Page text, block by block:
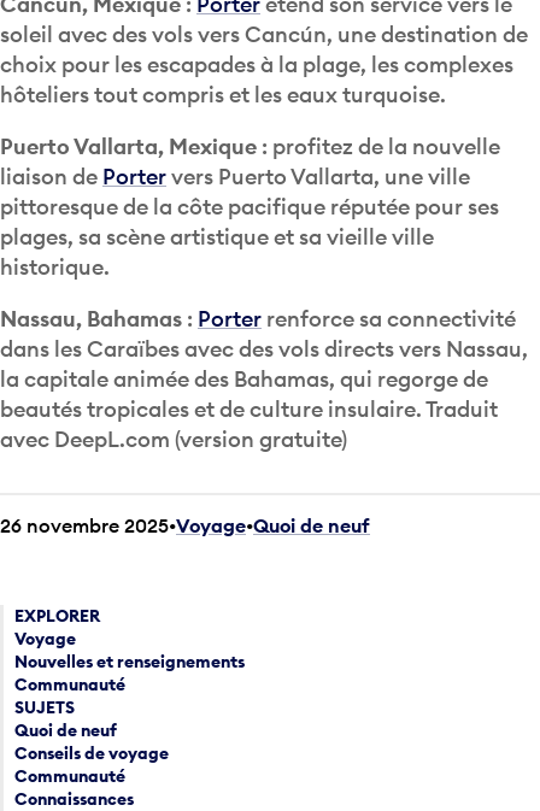
soleil avec des vols vers Cancún, une destination de
choix pour les escapades à la plage, les complexes
hôteliers tout compris et les eaux turquoise.
Puerto Vallarta, Mexique : profitez de la nouvelle
liaison de Portervers Puerto Vallarta, une ville
pittoresque de la côte pacifique réputée pour ses
plages, sa scène artistique et sa vieille ville
historique.
Nassau, Bahamas : Porter renforce sa connectivité
dans les Caraïbes avec des vols directs vers Nassau,
la capitale animée des Bahamas, qui regorge de
beautés tropicales et de culture insulaire. Traduit
avec DeepL.com (version gratuite)
26 novembre 2025 Voyage•Quoi de neuf
EXPLORER
Voyage
Nouvelles et renseignements
Communauté
SUJETS
Quoi de neuf
Conseils de voyage
Communauté
Connaissances